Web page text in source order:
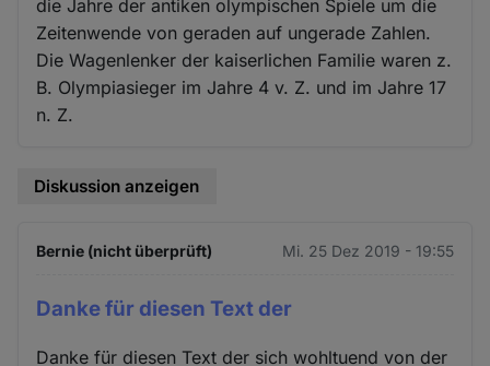
die Jahre der antiken olympischen Spiele um die
Zeitenwende von geraden auf ungerade Zahlen.
Die Wagenlenker der kaiserlichen Familie waren z.
B. Olympiasieger im Jahre 4 v. Z. und im Jahre 17
n. Z.
Diskussion anzeigen
Bernie (nicht überprüft) Mi. 25 Dez 2019 - 19:55
Danke für diesen Text der
Danke für diesen Text der sich wohltuend von der